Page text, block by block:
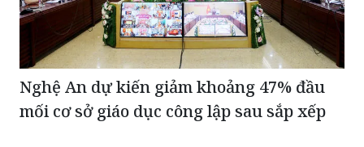
Nghệ An dự kiến giảm khoảng 47% đầu
mối cơ sở giáo dục công lập sau sắp xếp